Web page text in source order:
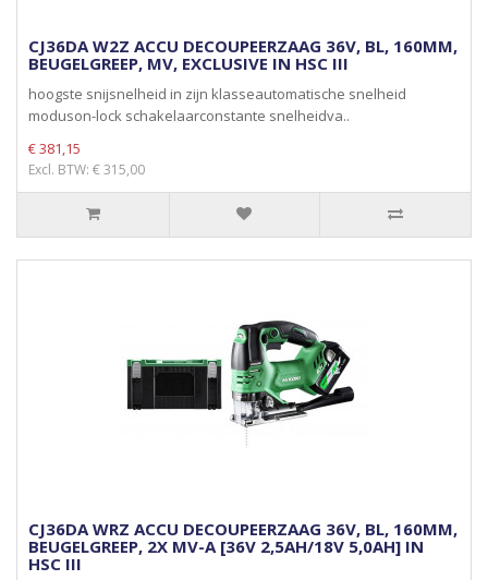
CJ36DA W2Z ACCU DECOUPEERZAAG 36V, BL, 160MM,
BEUGELGREEP, MV, EXCLUSIVE IN HSC III
hoogste snijsnelheid in zijn klasseautomatische snelheid
moduson-lock schakelaarconstante snelheidva..
€ 381,15
Excl. BTW: € 315,00
CJ36DA WRZ ACCU DECOUPEERZAAG 36V, BL, 160MM,
BEUGELGREEP, 2X MV-A [36V 2,5AH/18V 5,0AH] IN
HSC III